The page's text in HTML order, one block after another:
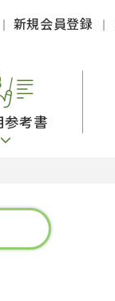
新規会員登録
参考書